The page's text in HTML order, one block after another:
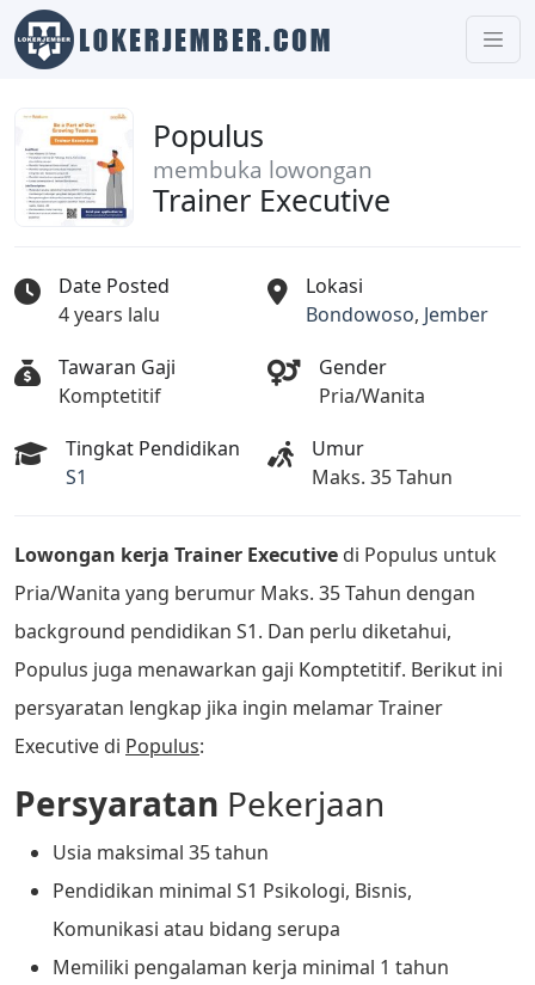
Populus
membuka lowongan
Trainer Executive
Date Posted
4 years lalu
Lokasi
Bondowoso, Jember
Tawaran Gaji
Komptetitif
Gender
Pria/Wanita
Tingkat Pendidikan
S1
Umur
Maks. 35 Tahun
Lowongan kerja Trainer Executive di Populus untuk
Pria/Wanita yang berumur Maks. 35 Tahun dengan
background pendidikan S1. Dan perlu diketahui,
Populus juga menawarkan gaji Komptetitif. Berikut ini
persyaratan lengkap jika ingin melamar Trainer
Executive di Populus:
Persyaratan Pekerjaan
Usia maksimal 35 tahun
Pendidikan minimal S1 Psikologi, Bisnis,
Komunikasi atau bidang serupa
Memiliki pengalaman kerja minimal 1 tahun